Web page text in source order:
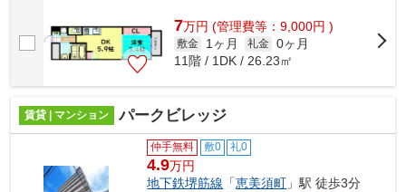
7万円 (管理費等：9,000円 )
敷金 1ヶ月 礼金 0ヶ月
11階 / 1DK / 26.23㎡
賃貸 | マンション パークビレッジ
仲手無料 敷0 礼0
4.9万円
地下鉄堺筋線 「恵美須町 」駅 徒歩3分